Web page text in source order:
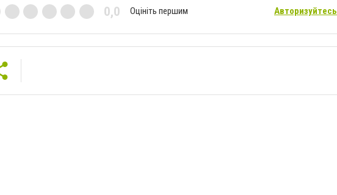
0,0 Оцініть першим Авторизуйтесь